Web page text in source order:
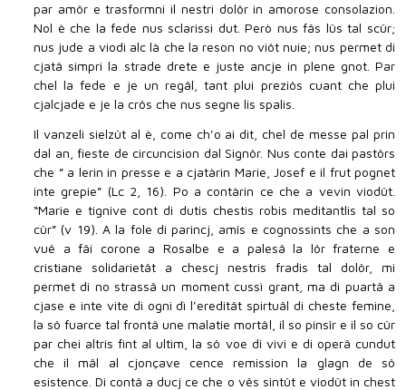
par amôr e trasformni il nestri dolôr in amorose consolazion.
Nol è che la fede nus sclarissi dut. Però nus fâs lûs tal scûr;
nus jude a viodi alc là che la reson no viôt nuie; nus permet di
cjatâ simpri la strade drete e juste ancje in plene gnot. Par
chel la fede e je un regâl, tant plui preziôs cuant che plui
cjalcjade e je la crôs che nus segne lis spalis.
Il vanzeli sielzût al è, come ch’o ai dit, chel de messe pal prin
dal an, fieste de circuncision dal Signôr. Nus conte dai pastôrs
che ” a lerin in presse e a cjatàrin Marie, Josef e il frut pognet
inte grepie” (Lc 2, 16). Po a contàrin ce che a vevin viodût.
“Marie e tignive cont di dutis chestis robis meditantlis tal so
cûr” (v 19). A la fole di parincj, amîs e cognossints che a son
vuê a fâi corone a Rosalbe e a palesâ la lôr fraterne e
cristiane solidarietât a chescj nestris fradis tal dolôr, mi
permet di no strassâ un moment cussì grant, ma di puartâ a
cjase e inte vite di ogni dì l’ereditât spirtuâl di cheste femine,
la sô fuarce tal frontâ une malatie mortâl, il so pinsîr e il so cûr
par chei altris fint al ultim, la sô voe di vivi e di operâ cundut
che il mâl al cjonçave cence remission la glagn de sô
esistence. Di contâ a ducj ce che o vês sintût e viodût in chest